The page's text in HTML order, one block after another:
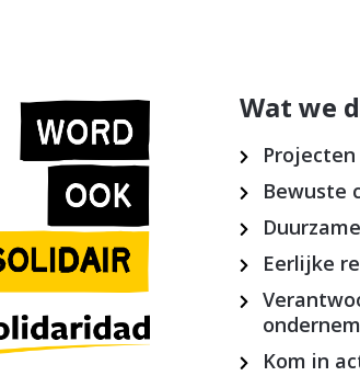
Wat we
Projecten
Bewuste
Eerlijke
Kom in